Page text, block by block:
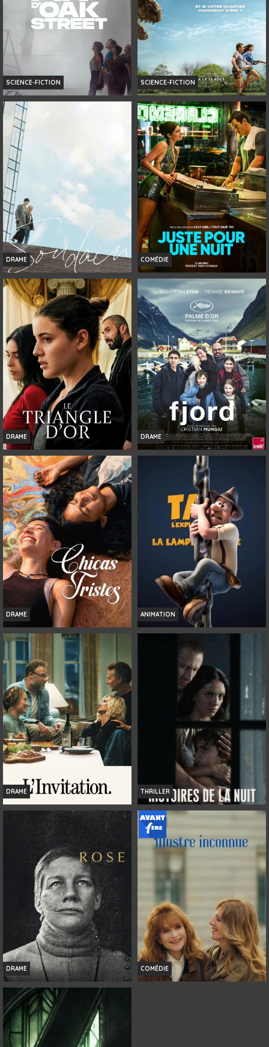
SCIENCE-FICTION
LA FIN D’OAK STREET
SCIENCE-FICTION
LA FIN D'OAK STREET
Horaires et Infos
Bande-annonce
Réservation
AVERT. TOUT PUBLIC
DRAME
SOUDAIN
Infos
Bande-annonce
COMÉDIE
JUSTE POUR UNE NUIT
Infos
Bande-annonce
DRAME
LE TRIANGLE D'OR
Infos
Bande-annonce
DRAME
Bande-annonce
DRAME
CHICAS TRISTES
Infos
Bande-annonce
ANIMATION
Infos
Bande-annonce
DRAME
L'INVITATION
Infos
Bande-annonce
THRILLER
HISTOIRES DE LA NUIT
Infos
Bande-annonce
DRAME
ROSE
Infos
Bande-annonce
COMÉDIE